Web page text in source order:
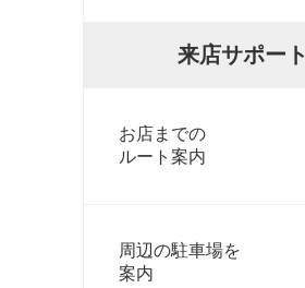
来店サポート
お店までの
ルート案内
周辺の駐車場を
案内